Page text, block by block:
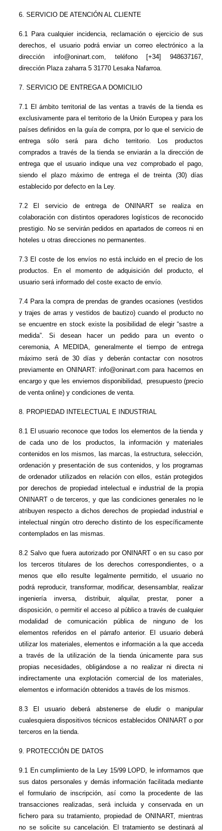
6. SERVICIO DE ATENCIÓN AL CLIENTE
6.1 Para cualquier incidencia, reclamación o ejercicio de sus
derechos, el usuario podrá enviar un correo electrónico a la
dirección info@oninart.com, teléfono [+34] 948637167,
dirección Plaza zaharra 5 31770 Lesaka Nafarroa.
7. SERVICIO DE ENTREGA A DOMICILIO
7.1 El ámbito territorial de las ventas a través de la tienda es
exclusivamente para el territorio de la Unión Europea y para los
países definidos en la guía de compra, por lo que el servicio de
entrega sólo será para dicho territorio. Los productos
comprados a través de la tienda se enviarán a la dirección de
entrega que el usuario indique una vez comprobado el pago,
siendo el plazo máximo de entrega el de treinta (30) días
establecido por defecto en la Ley.
7.2 El servicio de entrega de ONINART se realiza en
colaboración con distintos operadores logísticos de reconocido
prestigio. No se servirán pedidos en apartados de correos ni en
hoteles u otras direcciones no permanentes.
7.3 El coste de los envíos no está incluido en el precio de los
productos. En el momento de adquisición del producto, el
usuario será informado del coste exacto de envío.
7.4 Para la compra de prendas de grandes ocasiones (vestidos
y trajes de arras y vestidos de bautizo) cuando el producto no
se encuentre en stock existe la posibilidad de elegir “sastre a
medida”. Si desean hacer un pedido para un evento o
ceremonia, A MEDIDA, generalmente el tiempo de entrega
máximo será de 30 días y deberán contactar con nosotros
previamente en ONINART: info@oninart.com para hacernos en
encargo y que les enviemos disponibilidad,  presupuesto (precio
de venta online) y condiciones de venta.
8. PROPIEDAD INTELECTUAL E INDUSTRIAL
8.1 El usuario reconoce que todos los elementos de la tienda y
de cada uno de los productos, la información y materiales
contenidos en los mismos, las marcas, la estructura, selección,
ordenación y presentación de sus contenidos, y los programas
de ordenador utilizados en relación con ellos, están protegidos
por derechos de propiedad intelectual e industrial de la propia
ONINART o de terceros, y que las condiciones generales no le
atribuyen respecto a dichos derechos de propiedad industrial e
intelectual ningún otro derecho distinto de los específicamente
contemplados en las mismas.
8.2 Salvo que fuera autorizado por ONINART o en su caso por
los terceros titulares de los derechos correspondientes, o a
menos que ello resulte legalmente permitido, el usuario no
podrá reproducir, transformar, modificar, desensamblar, realizar
ingeniería inversa, distribuir, alquilar, prestar, poner a
disposición, o permitir el acceso al público a través de cualquier
modalidad de comunicación pública de ninguno de los
elementos referidos en el párrafo anterior. El usuario deberá
utilizar los materiales, elementos e información a la que acceda
a través de la utilización de la tienda únicamente para sus
propias necesidades, obligándose a no realizar ni directa ni
indirectamente una explotación comercial de los materiales,
elementos e información obtenidos a través de los mismos.
8.3 El usuario deberá abstenerse de eludir o manipular
cualesquiera dispositivos técnicos establecidos ONINART o por
terceros en la tienda.
9. PROTECCIÓN DE DATOS
9.1 En cumplimiento de la Ley 15/99 LOPD, le informamos que
sus datos personales y demás información facilitada mediante
el formulario de inscripción, así como la procedente de las
transacciones realizadas, será incluida y conservada en un
fichero para su tratamiento, propiedad de ONINART, mientras
no se solicite su cancelación. El tratamiento se destinará al